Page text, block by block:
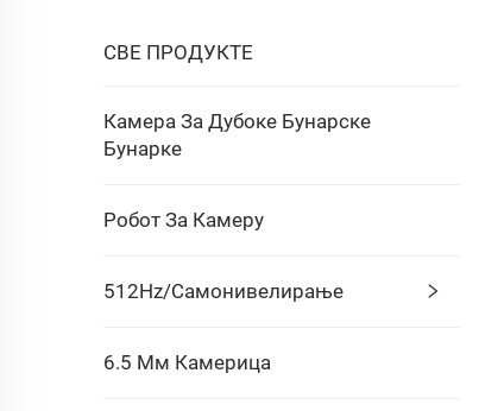
СВЕ ПРОДУКТЕ
Камера За Дубоке Бунарске
Бунарке
Робот За Камеру
512Hz/самонивелирање
6.5 Мм Камерица